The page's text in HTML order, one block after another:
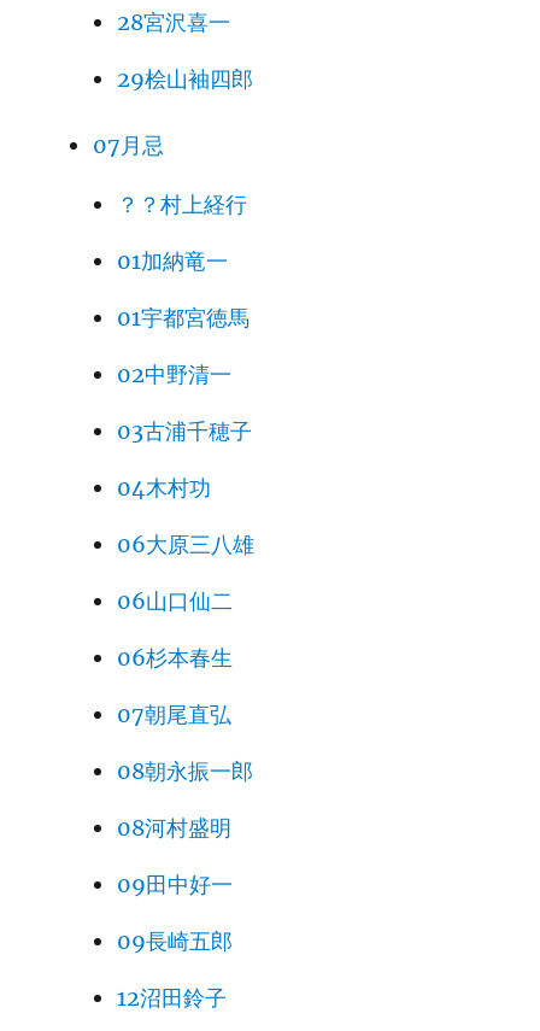
28宮沢喜一
29桧山袖四郎
07月忌
？？村上経行
01加納竜一
01宇都宮徳馬
02中野清一
03古浦千穂子
04木村功
06大原三八雄
06山口仙二
06杉本春生
07朝尾直弘
08朝永振一郎
08河村盛明
09田中好一
09長崎五郎
12沼田鈴子